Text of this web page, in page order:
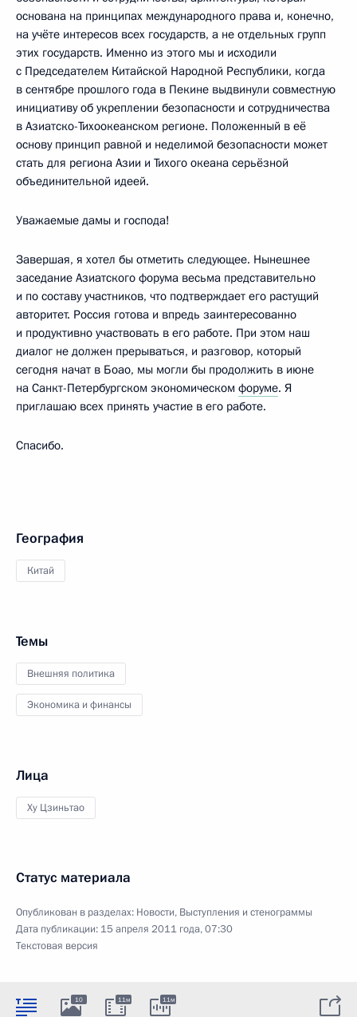
основана на принципах международного права и, конечно,
на учёте интересов всех государств, а не отдельных групп
этих государств. Именно из этого мы и исходили
с Председателем Китайской Народной Республики, когда
в сентябре прошлого года в Пекине выдвинули совместную
инициативу об укреплении безопасности и сотрудничества
в Азиатско-Тихоокеанском регионе. Положенный в её
основу принцип равной и неделимой безопасности может
стать для региона Азии и Тихого океана серьёзной
объединительной идеей.
Уважаемые дамы и господа!
Завершая, я хотел бы отметить следующее. Нынешнее
заседание Азиатского форума весьма представительно
и по составу участников, что подтверждает его растущий
авторитет. Россия готова и впредь заинтересованно
и продуктивно участвовать в его работе. При этом наш
диалог не должен прерываться, и разговор, который
сегодня начат в Боао, мы могли бы продолжить в июне
на Санкт-Петербургском экономическом форуме. Я
приглашаю всех принять участие в его работе.
Спасибо.
География
Китай
Темы
Внешняя политика
Экономика и финансы
Лица
Ху Цзиньтао
Статус материала
Опубликован в разделах: Новости, Выступления и стенограммы
Дата публикации: 15 апреля 2011 года, 07:30
Текстовая версия
10 11м 11м